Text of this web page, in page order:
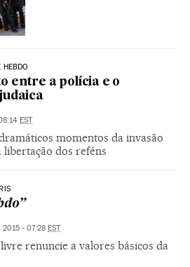
HEBDO
entre a polícia e o
EST
momentos da invasão
libertação dos reféns
2015 - 07:28 EST
renuncie a valores básicos da